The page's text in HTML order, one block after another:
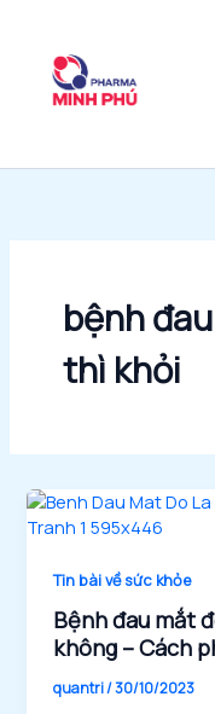
bệnh
thì khỏi
Tin bài về sức khỏe
Bệnh đau mắt
không – Cách
quantri/30/10/2023